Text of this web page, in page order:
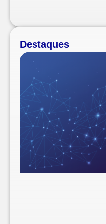
Destaques